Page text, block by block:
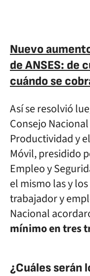
Nuevo
de ANSES: de
cuándo se
Así se resolvió
Consejo
Productividad y
Móvil, presidido
Empleo y
el mismo las y
trabajador y
Nacional
mínimo en tres
¿Cuáles serán